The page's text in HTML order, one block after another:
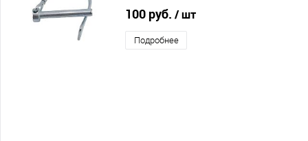
100 руб. / шт
Подробнее